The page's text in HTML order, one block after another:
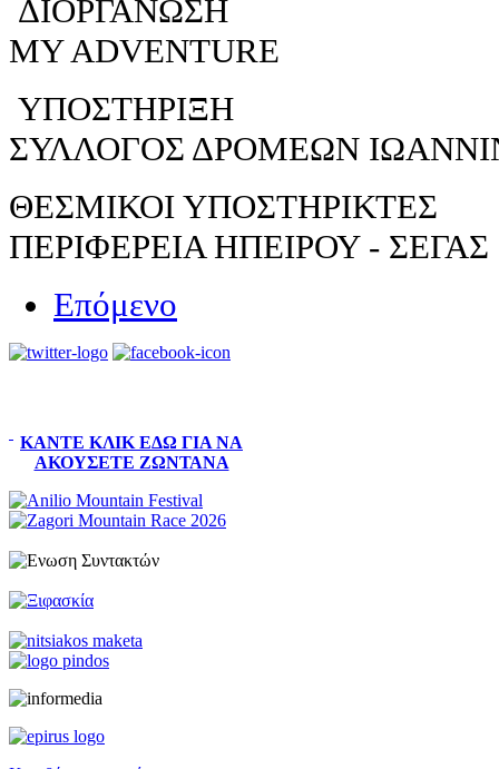
ΔΙΟΡΓΑΝΩΣΗ
MY ADVENTURE
ΥΠΟΣΤΗΡΙΞΗ
ΣΥΛΛΟΓΟΣ ΔΡΟΜΕΩΝ
ΘΕΣΜΙΚΟΙ ΥΠΟΣΤΗΡΙΚΤΕΣ
ΠΕΡΙΦΕΡΕΙΑ ΗΠΕΙΡΟΥ -
Επόμενο
ΚΆΝΤΕ ΚΛΙΚ ΕΔΏ ΓΙΑ ΝΑ
ΑΚΟΎΣΕΤΕ ΖΩΝΤΑΝΆ